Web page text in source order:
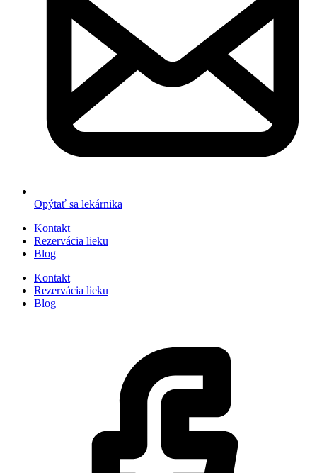
Opýtať sa lekárnika
Kontakt
Rezervácia lieku
Blog
Kontakt
Rezervácia lieku
Blog